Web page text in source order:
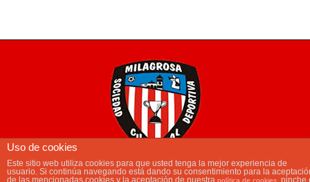
main_menu
Uso de cookies
Este sitio web utiliza cookies para que usted tenga la mejor experiencia de
usuario. Si continúa navegando está dando su consentimiento para la
de las mencionadas cookies y la aceptación de nuestra política de cookies , pinche